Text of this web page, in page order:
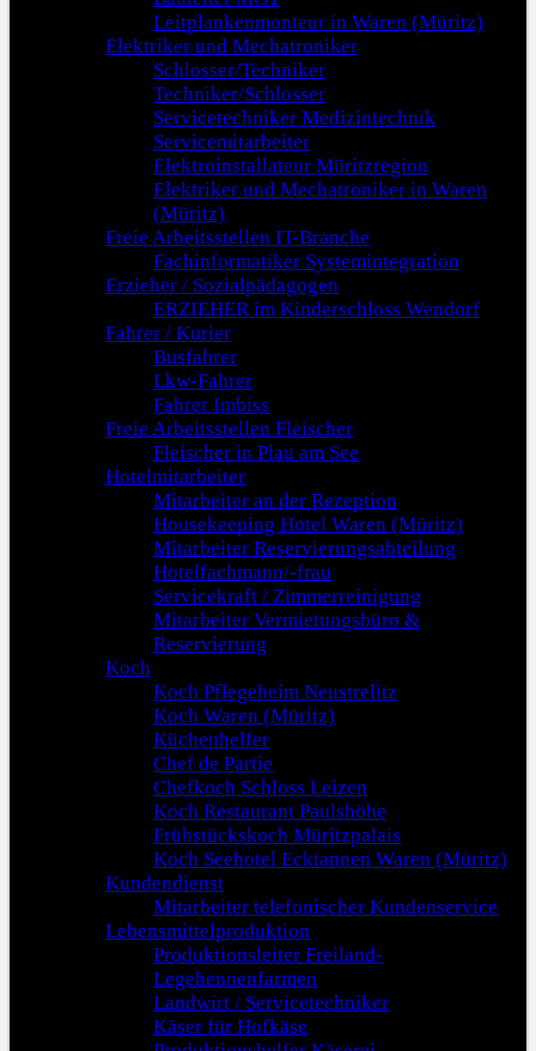
Leitplankenmonteur in Waren (Müritz)
Elektriker und Mechatroniker
Schlosser/Techniker
Techniker/Schlosser
Servicetechniker Medizintechnik
Servicemitarbeiter
Elektroinstallateur Müritzregion
Elektriker und Mechatroniker in Waren
(Müritz)
Freie Arbeitsstellen IT-Branche
Fachinformatiker Systemintegration
Erzieher / Sozialpädagogen
ERZIEHER im Kinderschloss Wendorf
Fahrer / Kurier
Busfahrer
Lkw-Fahrer
Fahrer Imbiss
Freie Arbeitsstellen Fleischer
Fleischer in Plau am See
Hotelmitarbeiter
Mitarbeiter an der Rezeption
Housekeeping Hotel Waren (Müritz)
Mitarbeiter Reservierungsabteilung
Hotelfachmann/-frau
Servicekraft / Zimmerreinigung
Mitarbeiter Vermietungsbüro &
Reservierung
Koch
Koch Pflegeheim Neustrelitz
Koch Waren (Müritz)
Küchenhelfer
Chef de Partie
Chefkoch Schloss Leizen
Koch Restaurant Paulshöhe
Frühstückskoch Müritzpalais
Koch Seehotel Ecktannen Waren (Müritz)
Kundendienst
Mitarbeiter telefonischer Kundenservice
Lebensmittelproduktion
Produktionsleiter Freiland-
Legehennenfarmen
Landwirt / Servicetechniker
Käser für Hofkäse